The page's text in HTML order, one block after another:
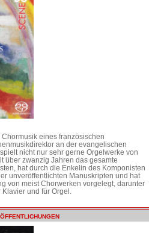
eines französischen
an der evangelischen
nicht nur sehr gerne Orgelwerke von
über zwanzig Jahren das gesamte
hat durch die Enkelin des Komponisten
unveröffentlichten Manuskripten und hat
von meist Chorwerken vorgelegt, darunter
und für Orgel.